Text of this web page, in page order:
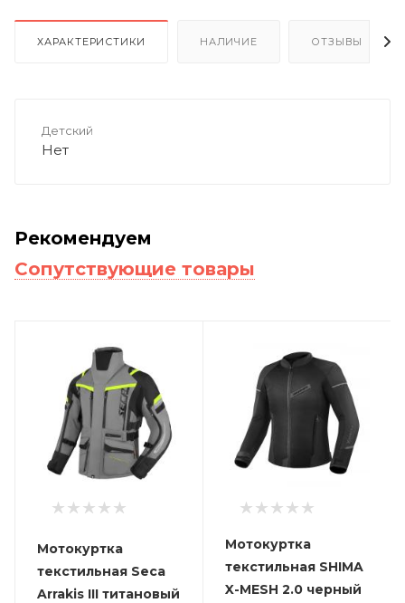
ХАРАКТЕРИСТИКИ НАЛИЧИЕ ОТЗЫВЫ
Детский
Нет
Рекомендуем
Сопутствующие товары
Мотокуртка
текстильная Seca
Arrakis III титановый
Мотокуртка
текстильная SHIMA
X-MESH 2.0 черный